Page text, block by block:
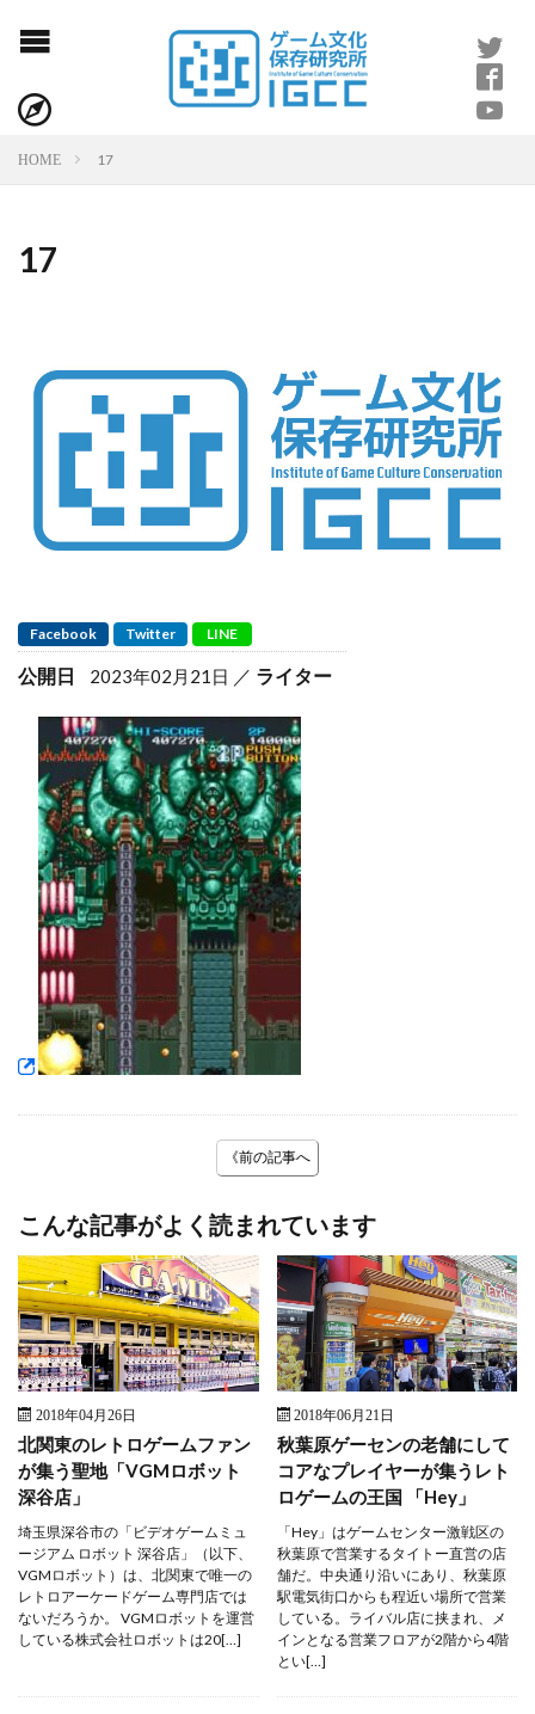
HOME 17
17
Facebook Twitter LINE
公開日 2023年02月21日 ライター
《前の記事へ
こんな記事がよく読まれています
2018年04月26日
北関東のレトロゲームファン
が集う聖地「VGMロボット
深谷店」
埼玉県深谷市の「ビデオゲームミュ
ージアム ロボット 深谷店」（以下、
VGMロボット）は、北関東で唯一の
レトロアーケードゲーム専門店では
ないだろうか。 VGMロボットを運営
している株式会社ロボットは20[…]
2018年06月21日
秋葉原ゲーセンの老舗にして
コアなプレイヤーが集うレト
ロゲームの王国 「Hey」
「Hey」はゲームセンター激戦区の
秋葉原で営業するタイトー直営の店
舗だ。中央通り沿いにあり、秋葉原
駅電気街口からも程近い場所で営業
している。ライバル店に挟まれ、メ
インとなる営業フロアが2階から4階
とい[…]